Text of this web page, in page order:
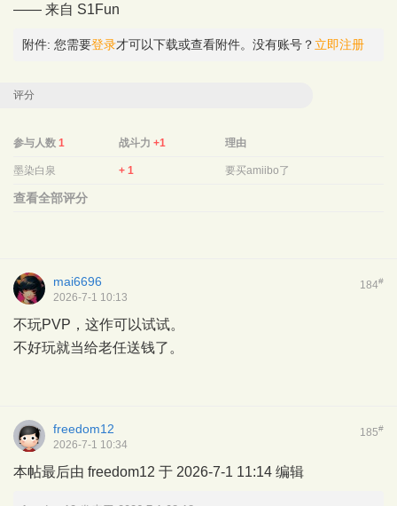
—— 来自 S1Fun
附件: 您需要登录才可以下载或查看附件。没有账号？ 立即注册
评分
参与人数 1 战斗力+1 理由
墨染白泉 + 1 要买amiibo了
查看全部评分
184#
mai6696
2026-7-1 10:13
不玩PVP，这作可以试试。
不好玩就当给老任送钱了。
185#
freedom12
2026-7-1 10:34
本帖最后由 freedom12 于 2026-7-1 11:14 编辑